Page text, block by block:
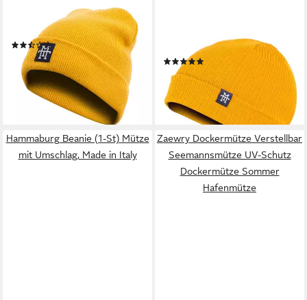
Beanie Rough Beanie -
Strickmütze
(2)
29,95 €
lieferbar - in 5-6 Werktagen bei dir
+9
Cuffed Baumwolle Mütze
(2)
32,95 €
lieferbar - in 5-6 Werktagen bei dir
Hammaburg Beanie (1-St) Mütze
mit Umschlag, Made in Italy
Zaewry Dockermütze Verstellbar
Seemannsmütze UV-Schutz
Dockermütze Sommer
Hafenmütze